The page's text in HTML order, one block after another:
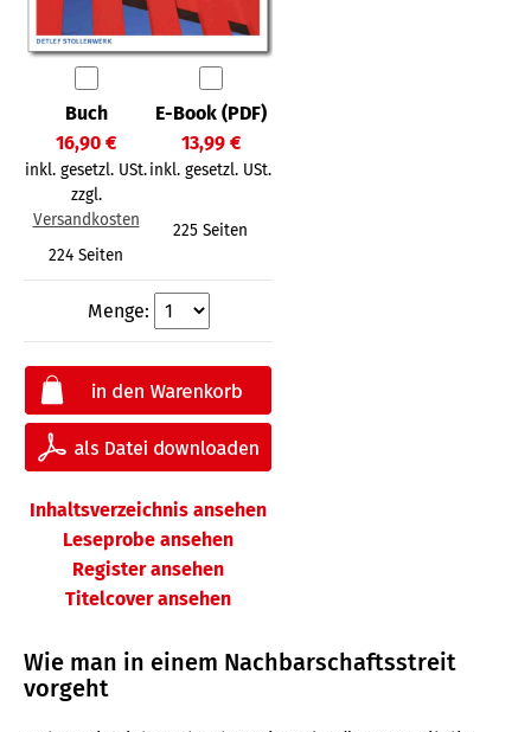
Buch
16,90 €
inkl. gesetzl. USt.
zzgl.
Versandkosten
224 Seiten
E-Book (PDF)
13,99 €
inkl. gesetzl. USt.
225 Seiten
Menge:
Inhaltsverzeichnis ansehen
Leseprobe ansehen
Register ansehen
Titelcover ansehen
Wie man in einem Nachbarschaftsstreit
vorgeht